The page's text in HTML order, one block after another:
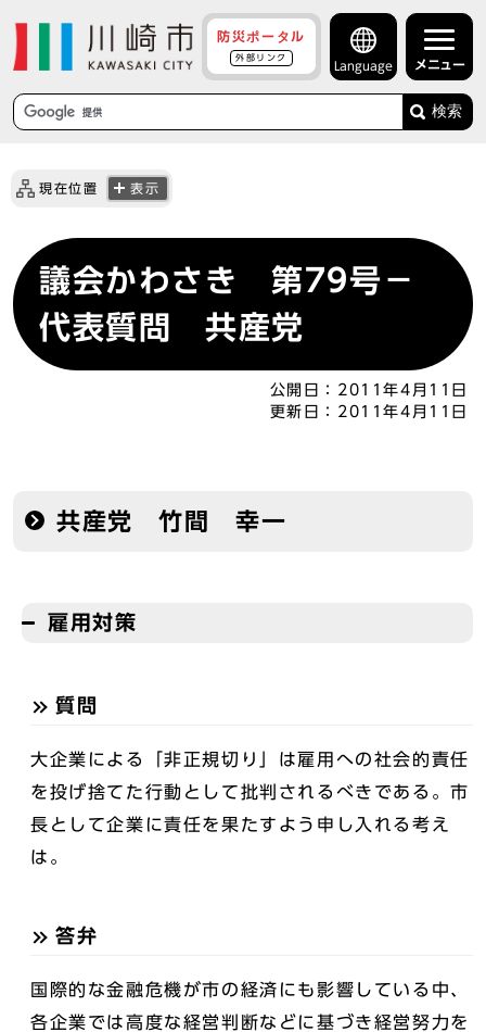
防災ポータル
外部リンク
Language メニュー
検索
現在位置 表示
議会かわさき 第79号－
代表質問 共産党
公開日： 2011年4月11日
更新日： 2011年4月11日
共産党 竹間 幸一
雇用対策
質問
大企業による「非正規切り」は雇用への社会的責任
を投げ捨てた行動として批判されるべきである。市
長として企業に責任を果たすよう申し入れる考え
は。
答弁
国際的な金融危機が市の経済にも影響している中、
各企業では高度な経営判断などに基づき経営努力を